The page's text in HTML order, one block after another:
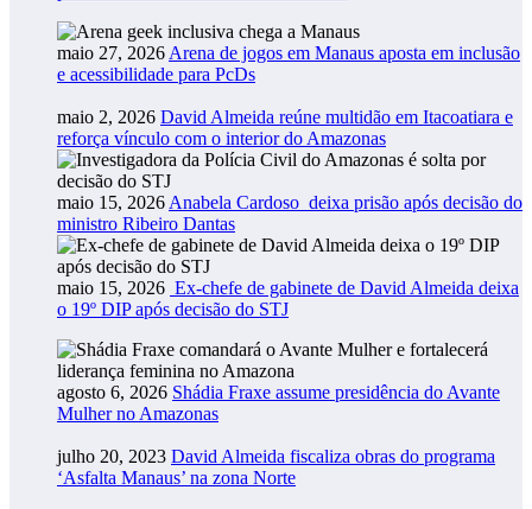
maio 27, 2026 Arena de jogos em Manaus aposta em inclusão
e acessibilidade para PcDs
maio 2, 2026 David Almeida reúne multidão em Itacoatiara e
reforça vínculo com o interior do Amazonas
maio 15, 2026 Anabela Cardoso deixa prisão após decisão do
ministro Ribeiro Dantas
maio 15, 2026 Ex-chefe de gabinete de David Almeida deixa
o 19º DIP após decisão do STJ
agosto 6, 2026 Shádia Fraxe assume presidência do Avante
Mulher no Amazonas
julho 20, 2023 David Almeida fiscaliza obras do programa
‘Asfalta Manaus’ na zona Norte